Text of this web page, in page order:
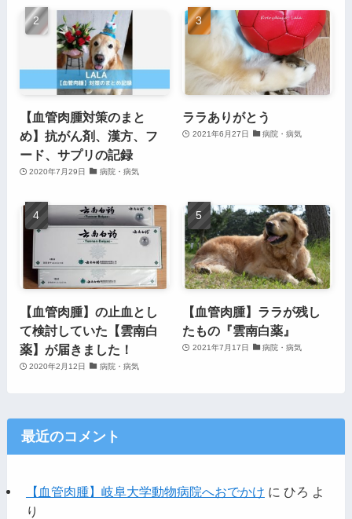
【血管肉腫対策のまと
め】抗がん剤、漢方、フ
ード、サプリの記録
2020年7月29日 病院・病気
ララありがとう
2021年6月27日 病院・病気
【血管肉腫】の止血とし
て検討していた【雲南白
薬】が届きました！
2020年2月12日 病院・病気
【血管肉腫】ララが残し
たもの『雲南白薬』
2021年7月17日 病院・病気
最近のコメント
【血管肉腫】岐阜大学動物病院へおでかけ に ひろ よ
り